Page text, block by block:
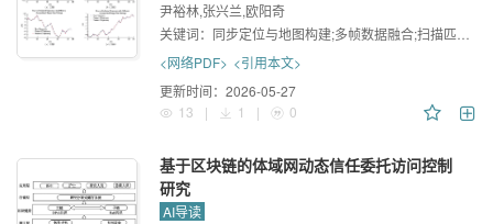
尹裕林,张兴兰,欧阳奇
关键词： 同步定位与地图构建;多帧数据融合;扫描匹配;位姿估计
<网络PDF> <引用本文>
更新时间： 2026-05-27
13
| 1 | 0
基于区块链的体域网动态信任委托访问控制
研究
AI导读